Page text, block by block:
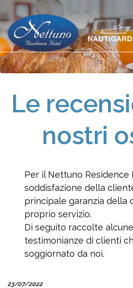
Le
nostri
Per il Nettuno Residence
soddisfazione della
principale garanzia della
proprio servizio.
Di seguito raccolte alcune
testimonianze di clienti
soggiornato da noi.
23/07/2022